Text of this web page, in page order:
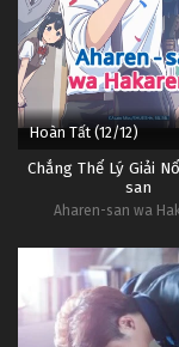
Hoàn Tất (12/12)
Chẳng Thể Lý Giải
san
Aharen-san wa